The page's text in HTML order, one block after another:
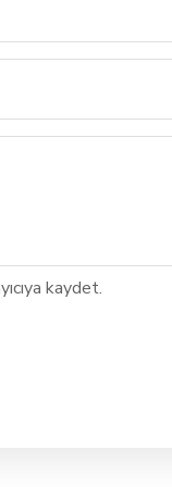
kaydet.